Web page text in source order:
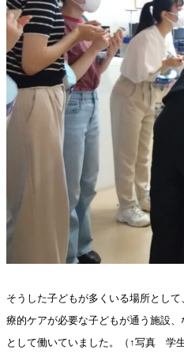
そうした子どもが多くいる場所とし
療的ケアが必要な子どもが通う施設
として働いていました。（↑写真 学